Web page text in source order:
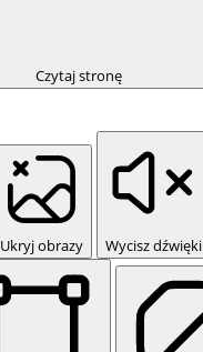
Czytaj stronę
Ukryj obrazy Wycisz dźwięki